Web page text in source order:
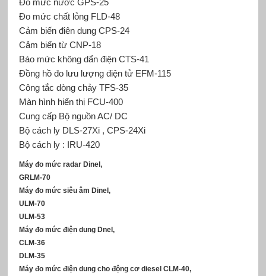
Đo mức chất lỏng FLD-48
Cảm biến điên dung CPS-24
Cảm biến từ CNP-18
Báo mức không dẩn điện CTS-41
Đồng hồ đo lưu lượng điện tử EFM-115
Công tắc dòng chảy TFS-35
Màn hình hiển thị FCU-400
Cung cấp Bộ nguồn AC/ DC
Bộ cách ly DLS-27Xi , CPS-24Xi
Bộ cách ly : IRU-420
Máy đo mức radar Dinel,
GRLM-70
Máy đo mức siêu âm Dinel,
ULM-70
ULM-53
Máy đo mức điện dung Dnel,
CLM-36
DLM-35
Máy đo mức điện dung cho động cơ diesel CLM-40,